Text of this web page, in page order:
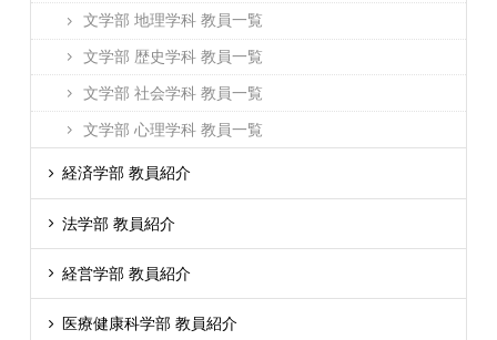
文学部 地理学科 教員一覧
文学部 歴史学科 教員一覧
文学部 社会学科 教員一覧
文学部 心理学科 教員一覧
経済学部 教員紹介
法学部 教員紹介
経営学部 教員紹介
医療健康科学部 教員紹介